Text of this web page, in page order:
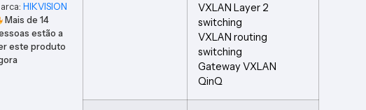
HIKVISION
Mais de14
estão a
este produto
VXLAN Layer 2
switching
VXLAN routing
switching
Gateway VXLAN
QinQ